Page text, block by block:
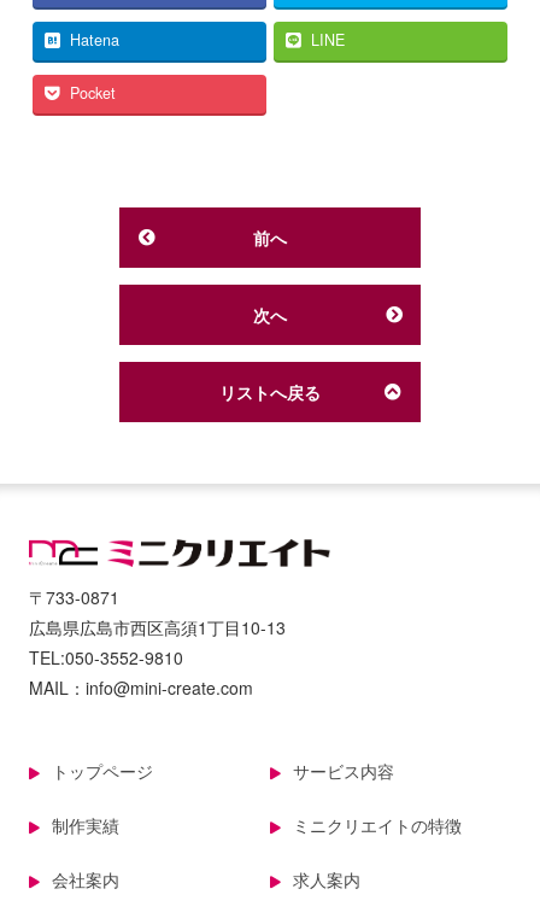
Hatena LINE
Pocket
前へ
リストへ戻る
次へ
〒733-0871
広島県広島市西区高須1丁目10-13
TEL:050-3552-9810
MAIL：info@mini-create.com
トップページ サービス内容
制作実績 ミニクリエイトの特徴
会社案内 求人案内